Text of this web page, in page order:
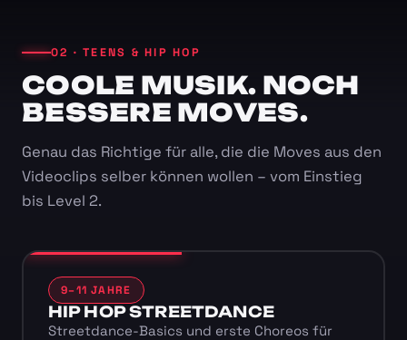
02 · TEENS & HIP HOP
COOLE MUSIK. NOCH
BESSERE MOVES.
Genau das Richtige für alle, die die Moves aus den
Videoclips selber können wollen – vom Einstieg
bis Level 2.
9–11 JAHRE
HIP HOP STREETDANCE
Streetdance-Basics und erste Choreos für